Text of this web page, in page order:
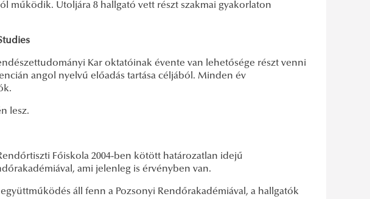
működik. Utoljára 8 hallgató vett részt szakmai gyakorlaton
Kar oktatóinak évente van lehetősége részt venni
angol nyelvű előadás tartása céljából. Minden év
lesz.
Főiskola 2004-ben kötött határozatlan idejű
ami jelenleg is érvényben van.
együttműködés áll fenn a Pozsonyi Rendőrakadémiával, a hallgatók